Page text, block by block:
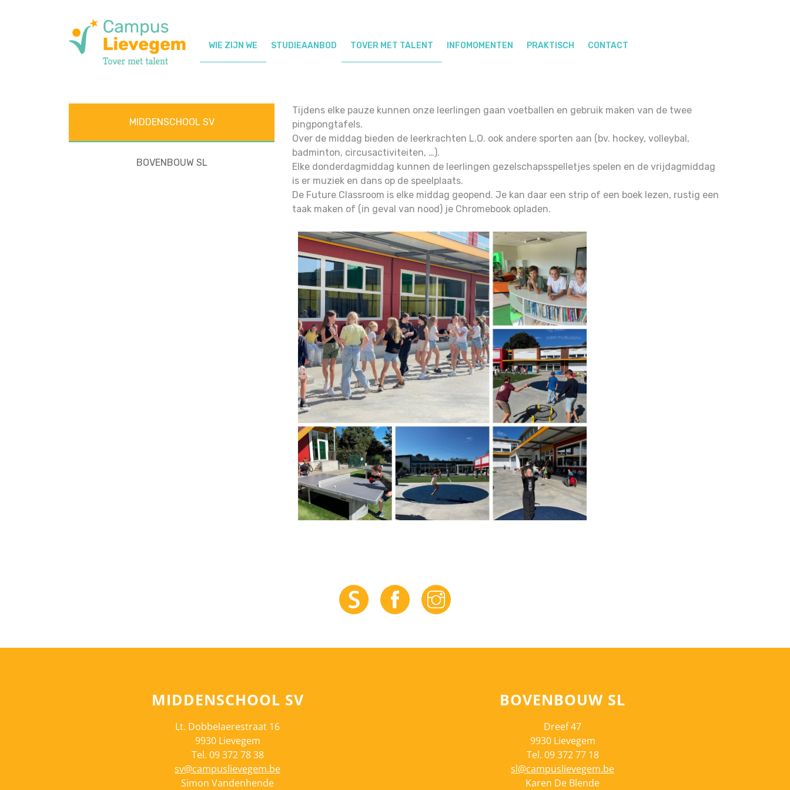
WIE ZIJN WE STUDIEAANBOD TOVER MET TALENT INFOMOMENTEN PRAKTISCH CONTACT
Middagactiviteiten
MIDDENSCHOOL SV
BOVENBOUW SL
Tijdens elke pauze kunnen onze leerlingen gaan voetballen en gebruik maken van de twee
pingpongtafels.
Over de middag bieden de leerkrachten L.O. ook andere sporten aan (bv. hockey, volleybal,
badminton, circusactiviteiten, …).
Elke donderdagmiddag kunnen de leerlingen gezelschapsspelletjes spelen en de vrijdagmiddag
is er muziek en dans op de speelplaats.
De Future Classroom is elke middag geopend. Je kan daar een strip of een boek lezen, rustig een
taak maken of (in geval van nood) je Chromebook opladen.
MIDDENSCHOOL SV
Lt. Dobbelaerestraat 16
9930 Lievegem
Tel. 09 372 78 38
sv@campuslievegem.be
Simon Vandenhende
BOVENBOUW SL
Dreef 47
9930 Lievegem
Tel. 09 372 77 18
sl@campuslievegem.be
Karen De Blende